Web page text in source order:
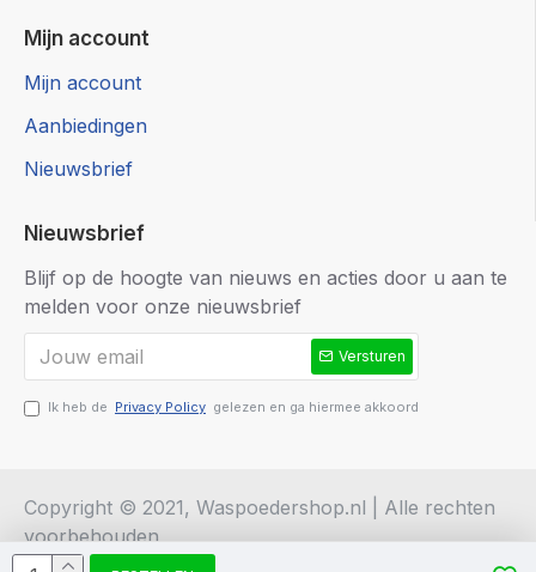
Mijn account
Mijn account
Aanbiedingen
Nieuwsbrief
Nieuwsbrief
Blijf op de hoogte van nieuws en acties door u aan te
melden voor onze nieuwsbrief
Versturen
Ik heb de Privacy Policy gelezen en ga hiermee akkoord
Copyright © 2021, Waspoedershop.nl | Alle rechten
voorbehouden